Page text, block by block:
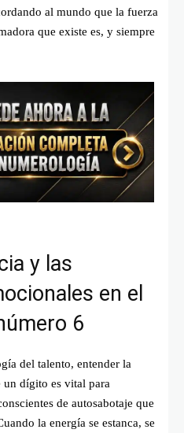
al mundo que la fuerza
que existe es, y siempre
y las
en el
6
del talento, entender la
dígito es vital para
de autosabotaje que
la energía se estanca, se